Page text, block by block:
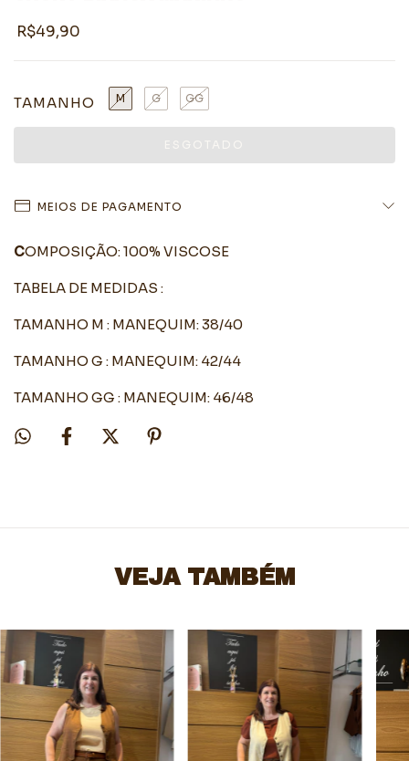
R$49,90
TAMANHO M G GG
MEIOS DE PAGAMENTO
COMPOSIÇÃO: 100% VISCOSE
TABELA DE MEDIDAS :
TAMANHO M : MANEQUIM: 38/40
TAMANHO G : MANEQUIM: 42/44
TAMANHO GG : MANEQUIM: 46/48
VEJA TAMBÉM